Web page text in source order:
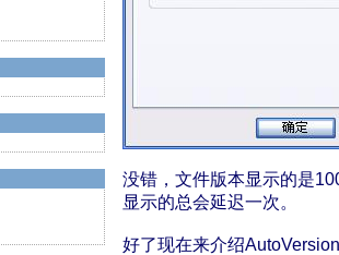
没错，文件版本显示的是
显示的总会延迟一次。
好了现在来介绍